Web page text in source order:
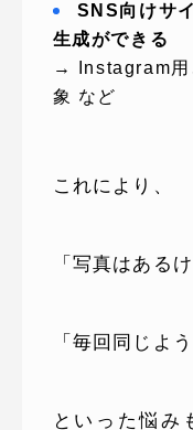
SNS向けサ
生成ができる
→ Instagram用
象 など
これにより、
「写真はある
「毎回同じよ
といった悩み